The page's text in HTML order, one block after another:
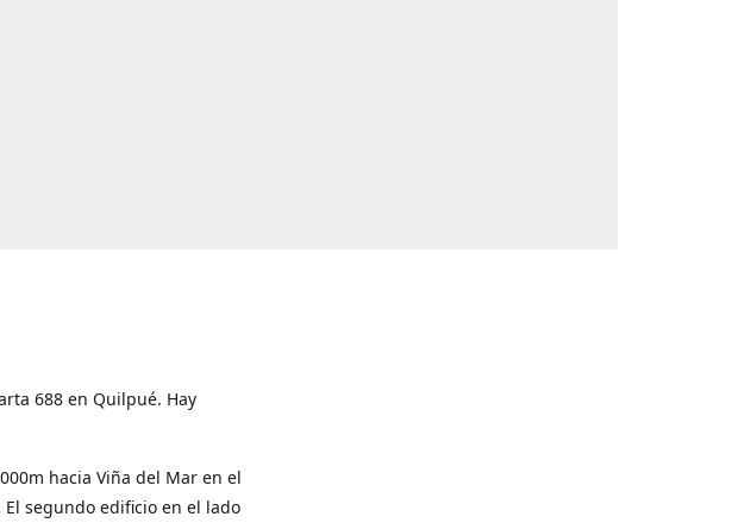
688 en Quilpué. Hay
hacia Viña del Mar en el
segundo edificio en el lado